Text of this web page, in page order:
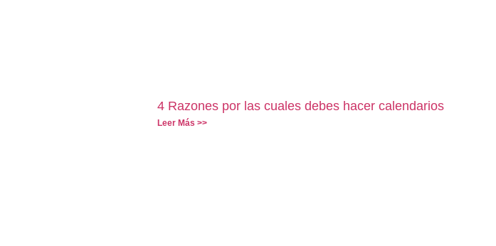
4 Razones por las cuales debes hacer calendarios
Leer Más >>